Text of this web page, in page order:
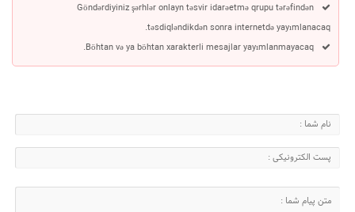
Göndərdiyiniz şərhlər onlayn təsvir idarəetmə qrupu tərəfindən
təsdiqləndikdən sonra internetdə yayımlanacaq.
Böhtan və ya böhtan xarakterli mesajlar yayımlanmayacaq.